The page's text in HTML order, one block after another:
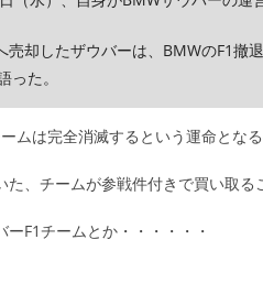
却したザウバーは、BMWのF1撤
た。
ムは完全消滅するという運命とな
、チームが参戦件付きで買い取る
F1チームとか・・・・・・